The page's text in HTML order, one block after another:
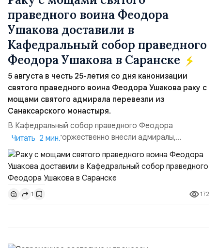
праведного воина Феодора
Ушакова доставили в
Кафедральный собор праведного
Феодора Ушакова в Саранске
5 августа в честь 25-летия со дня канонизации
святого праведного воина Феодора Ушакова раку с
мощами святого адмирала перевезли из
Санаксарского монастыря.
В Кафедральный собор праведного Феодора
Ушакова раку торжественно внесли адмиралы,
участвовавшие в канонизации святого праведного
воина Феодора Ушакова 25 лет назад:Адмирал
Владимир Прокофьевич Валуев, командующий
Балтийским флотом ВМФ России (2001–2006
гг.);Адмирал Владимир Петрович Комоедов,
командующий Черноморским флотом ВМФ России
Читать 2 мин.
1 172